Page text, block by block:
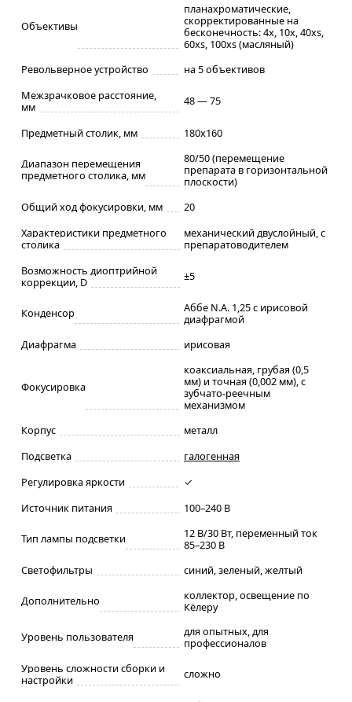
Объективы
планахроматические,
скорректированные на
бесконечность: 4x, 10x, 40xs,
60xs, 100xs (масляный)
Револьверное устройство
на 5 объективов
Межзрачковое расстояние,
мм
48 — 75
Предметный столик, мм 180x160
Диапазон перемещения
предметного столика, мм
80/50 (перемещение
препарата в горизонтальной
плоскости)
Общий ход фокусировки, мм
20
Характеристики предметного
столика
механический двуслойный, с
препаратоводителем
Возможность диоптрийной
коррекции, D
±5
Конденсор
Аббе N.A. 1,25 с ирисовой
диафрагмой
Диафрагма
ирисовая
Фокусировка
коаксиальная, грубая (0,5
мм) и точная (0,002 мм), с
зубчато-реечным
механизмом
Корпус
металл
Подсветка
галогенная
Регулировка яркости
✓
Источник питания
100–240 В
Тип лампы подсветки
12 В/30 Вт, переменный ток
85–230 В
Светофильтры
синий, зеленый, желтый
Дополнительно
коллектор, освещение по
Кёлеру
Уровень пользователя
для опытных, для
профессионалов
Уровень сложности сборки и
настройки
сложно